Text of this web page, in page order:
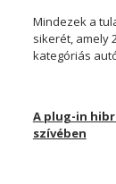
Mindezek a
sikerét, amely
kategóriás
A plug-in
szívében